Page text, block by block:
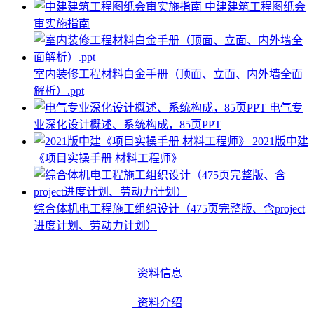
中建建筑工程图纸会
审实施指南
室内装修工程材料白金手册（顶面、立面、内外墙全面
解析）.ppt
电气专
业深化设计概述、系统构成，85页PPT
2021版中建
《项目实操手册 材料工程师》
综合体机电工程施工组织设计（475页完整版、含project
进度计划、劳动力计划）
资料信息
资料介绍